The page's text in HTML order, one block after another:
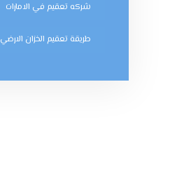
شركه تعقيم في الامارات
طريقة تعقيم الخزان الارضي